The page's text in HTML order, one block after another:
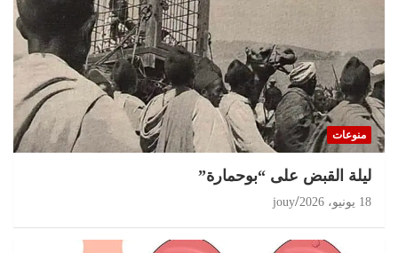
منوعات
ليلة القبض على “بوحمارة”
18 يونيو، 2026 jouy